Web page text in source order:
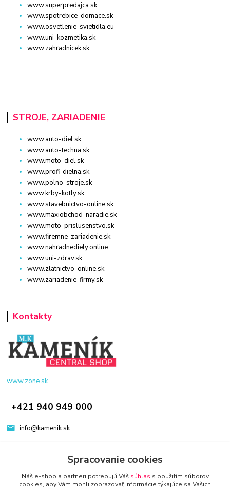
www.superpredajca.sk
www.spotrebice-domace.sk
www.osvetlenie-svietidla.eu
www.uni-kozmetika.sk
www.zahradnicek.sk
STROJE, ZARIADENIE
www.auto-diel.sk
www.auto-techna.sk
www.moto-diel.sk
www.profi-dielna.sk
www.polno-stroje.sk
www.krby-kotly.sk
www.stavebnictvo-online.sk
www.maxiobchod-naradie.sk
www.moto-prislusenstvo.sk
www.firemne-zariadenie.sk
www.nahradnediely.online
www.uni-zdrav.sk
www.zlatnictvo-online.sk
www.zariadenie-firmy.sk
Kontakty
www.zone.sk
+421 940 949 000
info@kamenik.sk
Spracovanie cookies
Náš e-shop a partneri potrebujú Váš súhlas s použitím súborov
cookies, aby Vám mohli zobrazovať informácie týkajúce sa Vašich